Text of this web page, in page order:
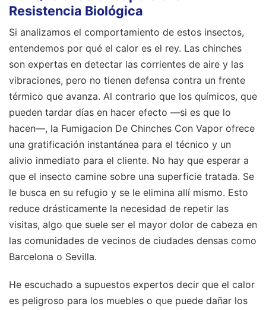
Resistencia Biológica
Si analizamos el comportamiento de estos insectos,
entendemos por qué el calor es el rey. Las chinches
son expertas en detectar las corrientes de aire y las
vibraciones, pero no tienen defensa contra un frente
térmico que avanza. Al contrario que los químicos, que
pueden tardar días en hacer efecto —si es que lo
hacen—, la Fumigacion De Chinches Con Vapor ofrece
una gratificación instantánea para el técnico y un
alivio inmediato para el cliente. No hay que esperar a
que el insecto camine sobre una superficie tratada. Se
le busca en su refugio y se le elimina allí mismo. Esto
reduce drásticamente la necesidad de repetir las
visitas, algo que suele ser el mayor dolor de cabeza en
las comunidades de vecinos de ciudades densas como
Barcelona o Sevilla.
He escuchado a supuestos expertos decir que el calor
es peligroso para los muebles o que puede dañar los